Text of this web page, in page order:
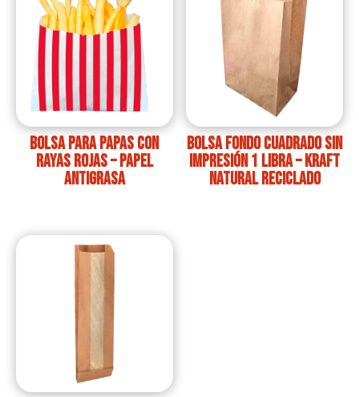
Bolsa para papas con
rayas rojas – Papel
antigrasa
Bolsa fondo cuadrado sin
impresión 1 libra – Kraft
Natural Reciclado